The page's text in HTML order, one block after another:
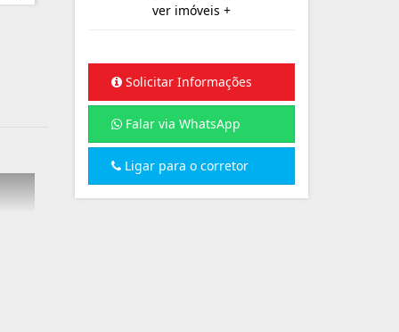
ver imóveis +
Solicitar Informações
Falar via WhatsApp
Ligar para o corretor